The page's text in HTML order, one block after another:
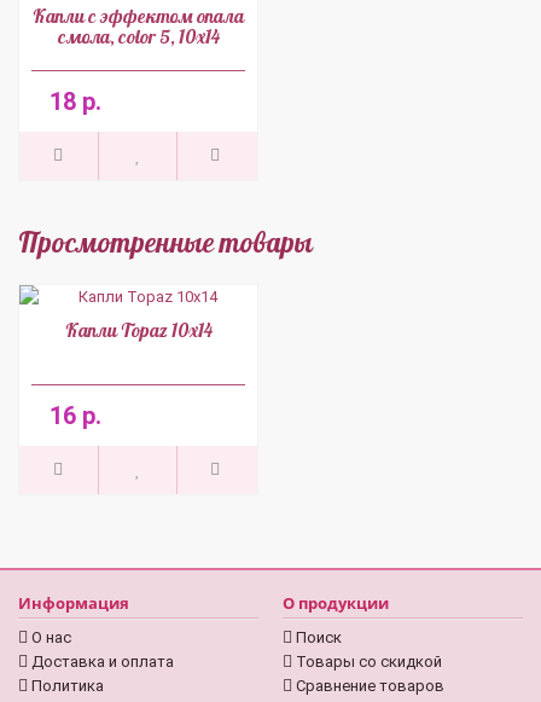
Капли с эффектом опала
смола, color 5, 10x14
18 р.
Просмотренные товары
Капли Topaz 10x14
16 р.
Информация
О нас
Доставка и оплата
Политика
О продукции
Поиск
Товары со скидкой
Сравнение товаров